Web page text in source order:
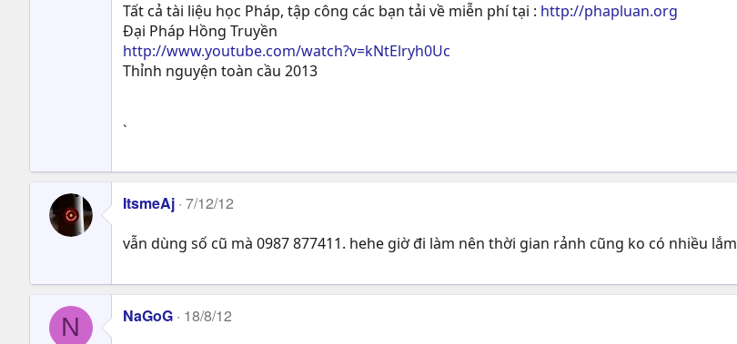
Tất cả tài liệu học Pháp, tập công các bạn tải về miễn phí tại : http://phapluan.org
Đại Pháp Hồng Truyền
http://www.youtube.com/watch?v=kNtElryh0Uc
Thỉnh nguyện toàn cầu 2013
`
ItsmeAj 7/12/12
vẫn dùng số cũ mà 0987 877411. hehe giờ đi làm nên thời gian rảnh cũng ko có nhiều lắm
N NaGoG 18/8/12